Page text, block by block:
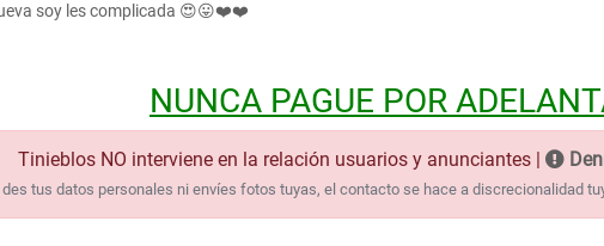
soy les complicada 😍😛❤️❤️
NUNCA PAGUE POR
Tinieblos NO interviene en la relación usuarios y anunciantes |
des tus datos personales ni envíes fotos tuyas, el contacto se hace a discrecionalidad